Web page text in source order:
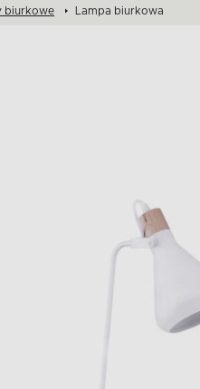
biurkowe Lampa biurkowa